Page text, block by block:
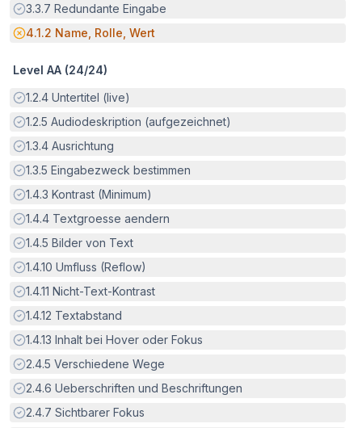
Erfüllt:
3.3.7 Redundante Eingabe
Potenzielle Barriere:
4.1.2 Name, Rolle, Wert
Level AA (24/24)
Erfüllt:
1.2.4 Untertitel (live)
Erfüllt:
1.2.5 Audiodeskription (aufgezeichnet)
Erfüllt:
1.3.4 Ausrichtung
Erfüllt:
1.3.5 Eingabezweck bestimmen
Erfüllt:
1.4.3 Kontrast (Minimum)
Erfüllt:
1.4.4 Textgroesse aendern
Erfüllt:
1.4.5 Bilder von Text
Erfüllt:
1.4.10 Umfluss (Reflow)
Erfüllt:
1.4.11 Nicht-Text-Kontrast
Erfüllt:
1.4.12 Textabstand
Erfüllt:
1.4.13 Inhalt bei Hover oder Fokus
Erfüllt:
2.4.5 Verschiedene Wege
Erfüllt:
2.4.6 Ueberschriften und Beschriftungen
Erfüllt:
2.4.7 Sichtbarer Fokus